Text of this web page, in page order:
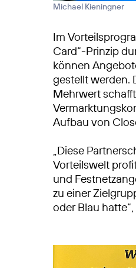
Michael Kieningner
Im
Card“-Prinzip
können
gestellt werden.
Mehrwert
Aufbau von
„Diese
Vorteilswelt
und
zu einer
oder Blau